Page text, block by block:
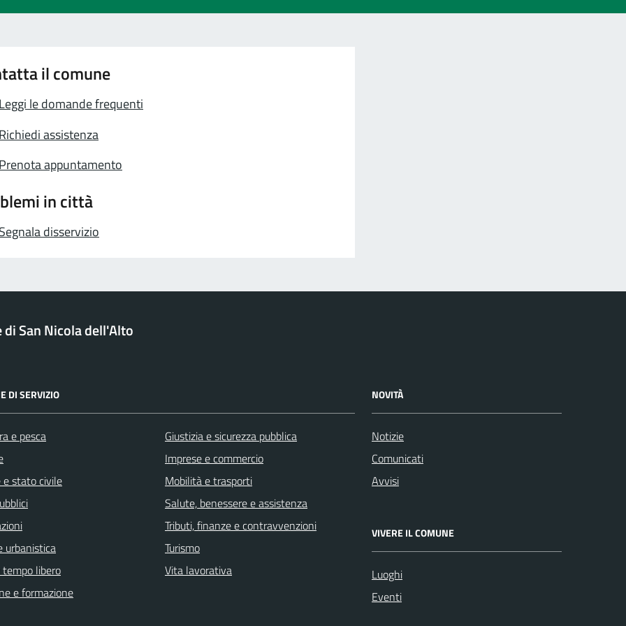
il comune
Leggi le domande frequenti
Richiedi assistenza
Prenota appuntamento
in città
Segnala disservizio
di San Nicola dell'Alto
DI SERVIZIO
e pesca
e stato civile
urbanistica
libero
e formazione
Giustizia e sicurezza pubblica
Imprese e commercio
Mobilità e trasporti
Salute, benessere e assistenza
Tributi, finanze e contravvenzioni
Turismo
Vita lavorativa
NOVITÀ
Notizie
Comunicati
Avvisi
VIVERE IL COMUNE
Luoghi
Eventi